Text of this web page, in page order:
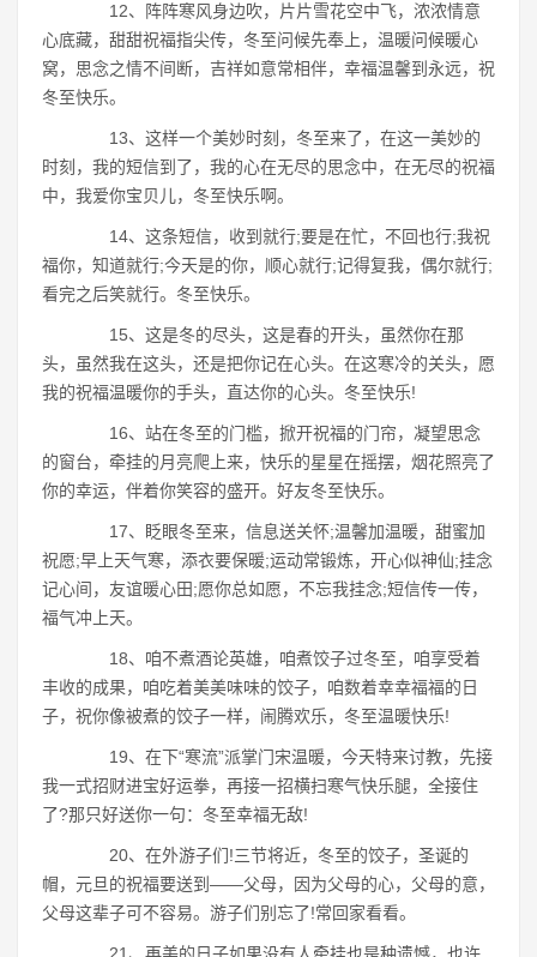
12、阵阵寒风身边吹，片片雪花空中飞，浓浓情意
心底藏，甜甜祝福指尖传，冬至问候先奉上，温暖问候暖心
窝，思念之情不间断，吉祥如意常相伴，幸福温馨到永远，祝
冬至快乐。
13、这样一个美妙时刻，冬至来了，在这一美妙的
时刻，我的短信到了，我的心在无尽的思念中，在无尽的祝福
中，我爱你宝贝儿，冬至快乐啊。
14、这条短信，收到就行;要是在忙，不回也行;我祝
福你，知道就行;今天是的你，顺心就行;记得复我，偶尔就行;
看完之后笑就行。冬至快乐。
15、这是冬的尽头，这是春的开头，虽然你在那
头，虽然我在这头，还是把你记在心头。在这寒冷的关头，愿
我的祝福温暖你的手头，直达你的心头。冬至快乐!
16、站在冬至的门槛，掀开祝福的门帘，凝望思念
的窗台，牵挂的月亮爬上来，快乐的星星在摇摆，烟花照亮了
你的幸运，伴着你笑容的盛开。好友冬至快乐。
17、眨眼冬至来，信息送关怀;温馨加温暖，甜蜜加
祝愿;早上天气寒，添衣要保暖;运动常锻炼，开心似神仙;挂念
记心间，友谊暖心田;愿你总如愿，不忘我挂念;短信传一传，
福气冲上天。
18、咱不煮酒论英雄，咱煮饺子过冬至，咱享受着
丰收的成果，咱吃着美美味味的饺子，咱数着幸幸福福的日
子，祝你像被煮的饺子一样，闹腾欢乐，冬至温暖快乐!
19、在下“寒流”派掌门宋温暖，今天特来讨教，先接
我一式招财进宝好运拳，再接一招横扫寒气快乐腿，全接住
了?那只好送你一句：冬至幸福无敌!
20、在外游子们!三节将近，冬至的饺子，圣诞的
帽，元旦的祝福要送到――父母，因为父母的心，父母的意，
父母这辈子可不容易。游子们别忘了!常回家看看。